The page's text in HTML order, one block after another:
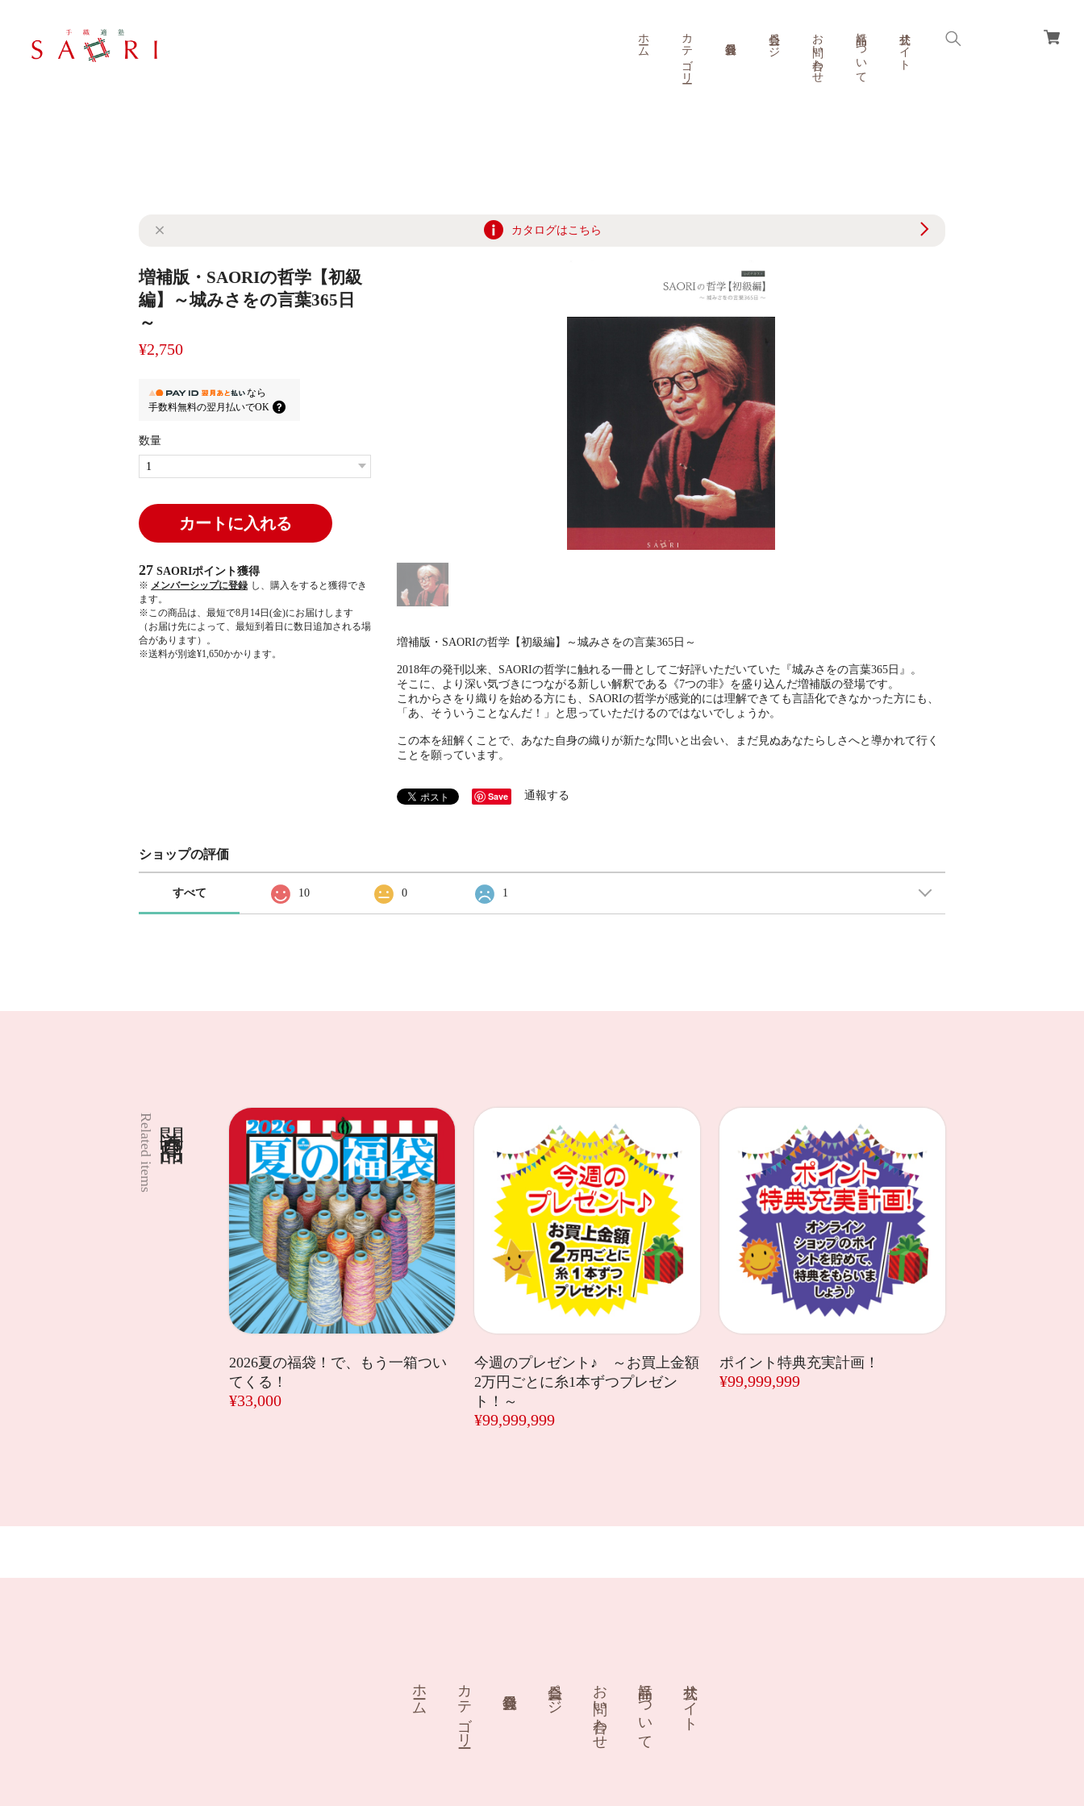
ホーム カテゴリー 会員ページ お問い合わせ 商品について 公式サイト
カタログはこちら
増補版・SAORIの哲学【初級
編】～城みさをの言葉365日
～
¥2,750
なら
手数料無料の翌月払いでOK
数量
カートに入れる
27 SAORIポイント獲得
※ メンバーシップに登録 し、購入をすると獲得でき
ます。
※この商品は、最短で8月14日(金)にお届けします
（お届け先によって、最短到着日に数日追加される場
合があります）。
※送料が別途¥1,650かかります。
増補版・SAORIの哲学【初級編】～城みさをの言葉365日～
2018年の発刊以来、SAORIの哲学に触れる一冊としてご好評いただいていた『城みさをの言葉365日』。
そこに、より深い気づきにつながる新しい解釈である《7つの非》を盛り込んだ増補版の登場です。
これからさをり織りを始める方にも、SAORIの哲学が感覚的には理解できても言語化できなかった方にも、
「あ、そういうことなんだ！」と思っていただけるのではないでしょうか。
この本を紐解くことで、あなた自身の織りが新たな問いと出会い、まだ見ぬあなたらしさへと導かれて行く
ことを願っています。
Save 通報する
ショップの評価
すべて 10 0 1
Related items
2026夏の福袋！で、もう一箱つい
てくる！
¥33,000
今週のプレゼント♪ ～お買上金額
2万円ごとに糸1本ずつプレゼン
ト！～
¥99,999,999
ポイント特典充実計画！
¥99,999,999
ホーム カテゴリー 会員ページ お問い合わせ 商品について 公式サイト